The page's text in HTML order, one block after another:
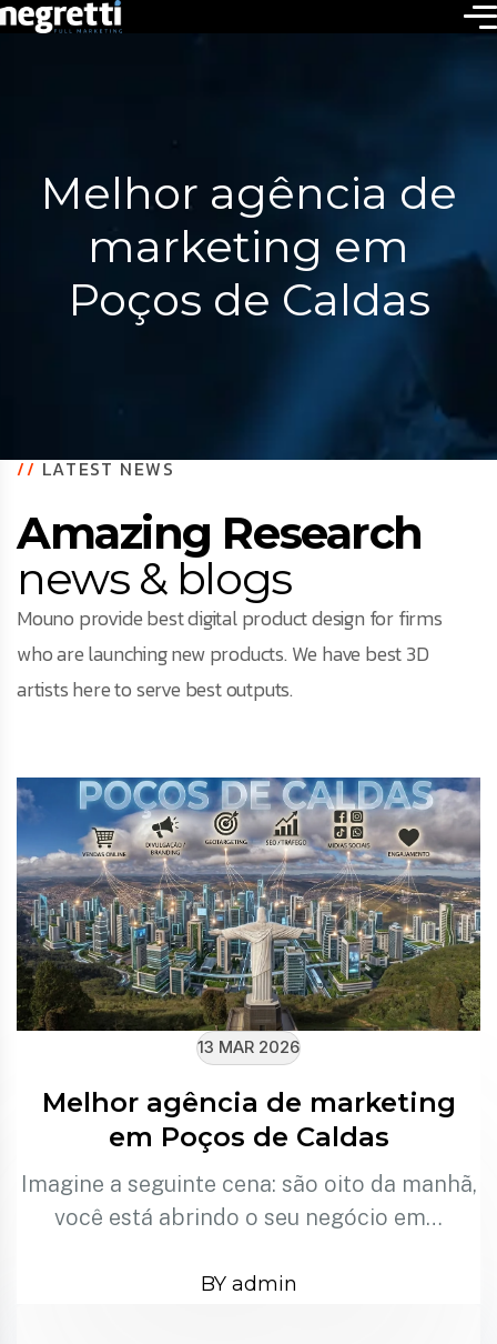
Melhor agência de
marketing em
Poços de Caldas
//LATEST NEWS
Amazing Research
news & blogs
Mouno provide best digital product design for firms
who are launching new products. We have best 3D
artists here to serve best outputs.
13 MAR 2026
Melhor agência de marketing
em Poços de Caldas
Imagine a seguinte cena: são oito da manhã,
você está abrindo o seu negócio em…
BY admin